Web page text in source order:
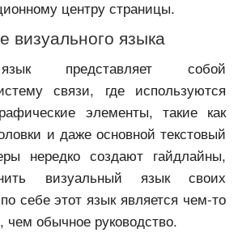
центру страницы.
визуального языка
представляет собой
связи, где используются
элементы, такие как
и даже основной текстовый
нередко создают гайдлайны,
визуальный язык своих
себе этот язык является чем-то
обычное руководство.